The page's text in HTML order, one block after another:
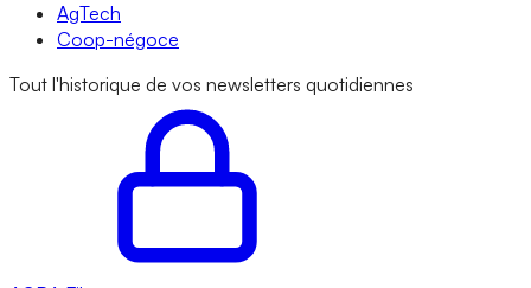
AgTech
Coop-négoce
Tout l'historique de vos newsletters quotidiennes